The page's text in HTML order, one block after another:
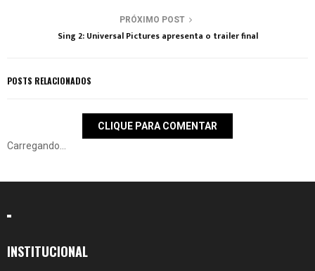
PRÓXIMO POST
Sing 2: Universal Pictures apresenta o trailer final
POSTS RELACIONADOS
CLIQUE PARA COMENTAR
Carregando...
INSTITUCIONAL